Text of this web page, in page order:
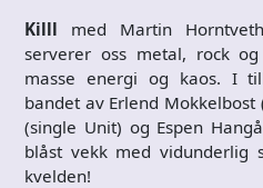
Killl med Martin
serverer oss metal, rock
masse energi og kaos. I
bandet av Erlend Mokkelbost
(single Unit) og Espen
blåst vekk med vidunderlig
kvelden!